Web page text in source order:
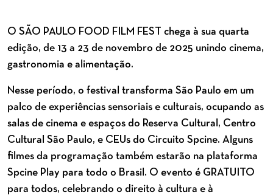
O SÃO PAULO FOOD FILM FEST chega à sua quarta
edição, de 13 a 23 de novembro de 2025 unindo cinema,
gastronomia e alimentação.
Nesse período, o festival transforma São Paulo em um
palco de experiências sensoriais e culturais, ocupando as
salas de cinema e espaços do Reserva Cultural, Centro
Cultural São Paulo, e CEUs do Circuito Spcine. Alguns
filmes da programação também estarão na plataforma
Spcine Play para todo o Brasil. O evento é GRATUITO
para todos, celebrando o direito à cultura e à